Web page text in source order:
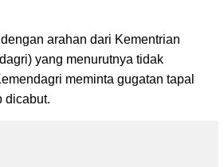
arahan dari Kementrian
yang menurutnya tidak
meminta gugatan tapal
dicabut.